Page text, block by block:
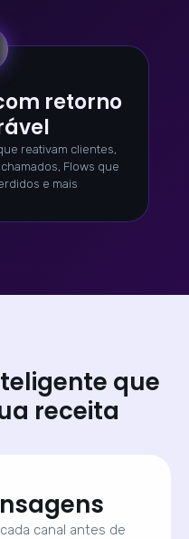
retorno
reativam clientes,
Flows que
e mais
que
receita
canal antes de